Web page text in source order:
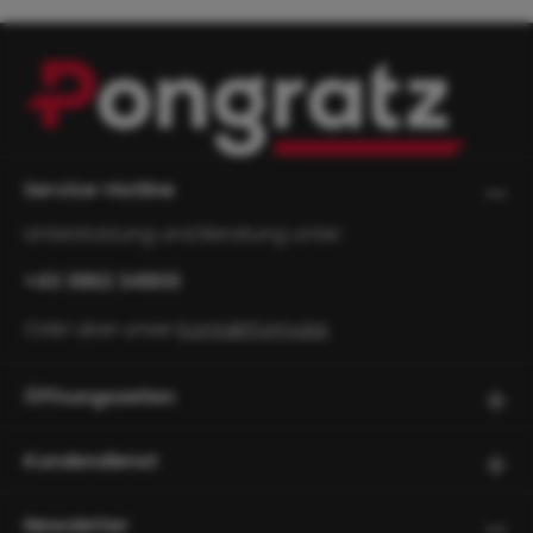
Service-Hotline
+43 3862 34800
Kontaktformular
Öffnungszeiten
Kundendienst
Newsletter